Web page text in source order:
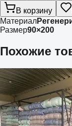
В корзину
Материал
Размер90×200
Похожие